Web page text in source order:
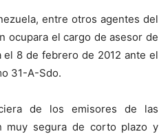
entre otros agentes del
ocupara el cargo de asesor de
el 8 de febrero de 2012 ante el
31-A-Sdo.
de los emisores de las
muy segura de corto plazo y